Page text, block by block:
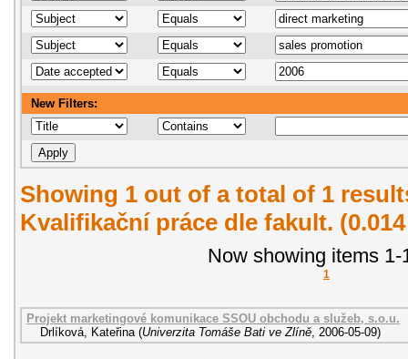
New Filters:
Showing 1 out of a total of 1
Kvalifikační práce dle fakult.
Now showing items 1-
1
Projekt marketingové komunikace SSOU obchodu a služeb, s.o.u.
Drlíková, Kateřina (Univerzita Tomáše Bati ve Zlíně 2006-05-09)